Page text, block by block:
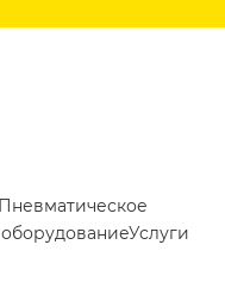
Пневматическое
Услуги